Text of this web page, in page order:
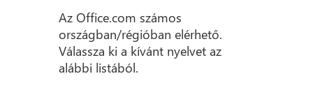
Az Office.com számos
országban/régióban elérhető.
Válassza ki a kívánt nyelvet az
alábbi listából.